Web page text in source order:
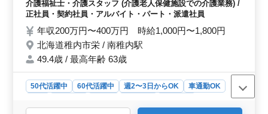
・サービス利用者の家族との相談、助言 備
考 ＊シフト制(週3日以上相談可能) ＊交通費
実費支給 ＊日勤のみ応相談 経験重視です◎
まずはお気軽にお問い合わせください♪
介護福祉士・介護スタッフ (介護老人保健施設での介護業務) /
正社員・契約社員・アルバイト・パート・派遣社員
年収200万円〜400万円 時給1,000円〜1,800円
北海道稚内市栄 / 南稚内駅
49.4歳 / 最高年齢 63歳
50代活躍中 60代活躍中 週2〜3日からOK
車通勤OK
介護福祉士・介護スタッフ